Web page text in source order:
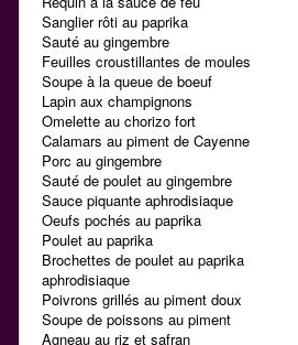
Sanglier rôti au paprika
Sauté au gingembre
Feuilles croustillantes de moules
Soupe à la queue de boeuf
Lapin aux champignons
Omelette au chorizo fort
Calamars au piment de Cayenne
Porc au gingembre
Sauté de poulet au gingembre
Sauce piquante aphrodisiaque
Oeufs pochés au paprika
Poulet au paprika
Brochettes de poulet au paprika
aphrodisiaque
Poivrons grillés au piment doux
Soupe de poissons au piment
Agneau au riz et safran